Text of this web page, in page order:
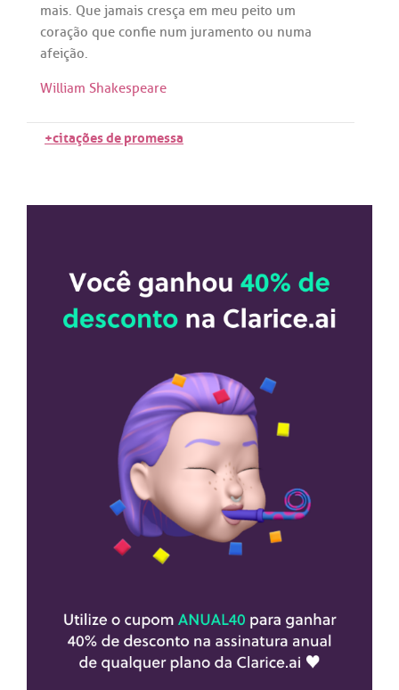
mais. Que jamais cresça em meu peito um
coração que confie num juramento ou numa
afeição.
William Shakespeare
+citações de promessa